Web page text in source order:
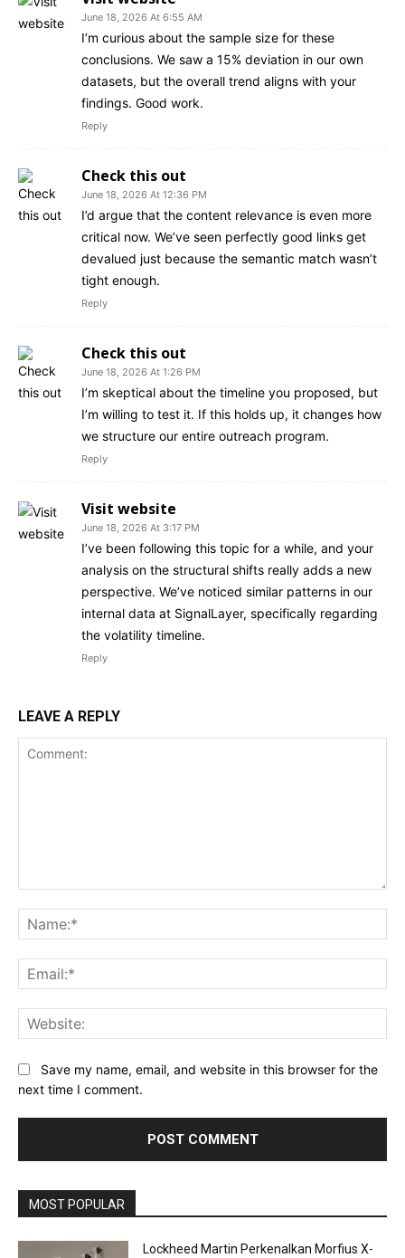
June 18, 2026 At 6:55 AM
I’m curious about the sample size for these
conclusions. We saw a 15% deviation in our own
datasets, but the overall trend aligns with your
findings. Good work.
Reply
Check this out
June 18, 2026 At 12:36 PM
I’d argue that the content relevance is even more
critical now. We’ve seen perfectly good links get
devalued just because the semantic match wasn’t
tight enough.
Reply
Check this out
June 18, 2026 At 1:26 PM
I’m skeptical about the timeline you proposed, but
I’m willing to test it. If this holds up, it changes how
we structure our entire outreach program.
Reply
Visit website
June 18, 2026 At 3:17 PM
I’ve been following this topic for a while, and your
analysis on the structural shifts really adds a new
perspective. We’ve noticed similar patterns in our
internal data at SignalLayer, specifically regarding
the volatility timeline.
Reply
LEAVE A REPLY
Save my name, email, and website in this browser for the
next time I comment.
MOST POPULAR
Lockheed Martin Perkenalkan Morfius X-